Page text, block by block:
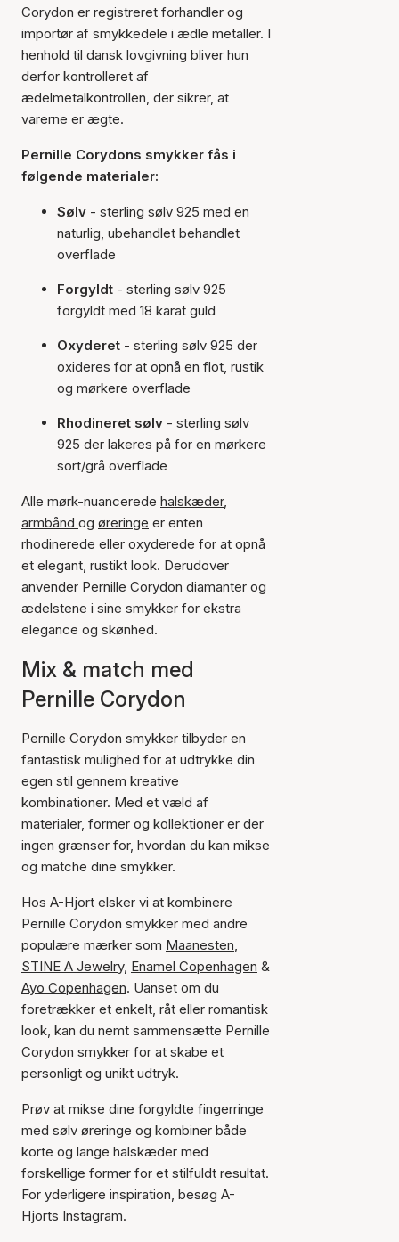
Corydon er registreret forhandler og
importør af smykkedele i ædle metaller. I
henhold til dansk lovgivning bliver hun
derfor kontrolleret af
ædelmetalkontrollen, der sikrer, at
varerne er ægte.
Pernille Corydons smykker fås i
følgende materialer:
Sølv - sterling sølv 925 med en
naturlig, ubehandlet behandlet
overflade
Forgyldt - sterling sølv 925
forgyldt med 18 karat guld
Oxyderet - sterling sølv 925 der
oxideres for at opnå en flot, rustik
og mørkere overflade
Rhodineret sølv - sterling sølv
925 der lakeres på for en mørkere
sort/grå overflade
Alle mørk-nuancerede halskæder,
armbånd og øreringe er enten
rhodinerede eller oxyderede for at opnå
et elegant, rustikt look. Derudover
anvender Pernille Corydon diamanter og
ædelstene i sine smykker for ekstra
elegance og skønhed.
Mix & match med
Pernille Corydon
Pernille Corydon smykker tilbyder en
fantastisk mulighed for at udtrykke din
egen stil gennem kreative
kombinationer. Med et væld af
materialer, former og kollektioner er der
ingen grænser for, hvordan du kan mikse
og matche dine smykker.
Hos A-Hjort elsker vi at kombinere
Pernille Corydon smykker med andre
populære mærker som Maanesten,
STINE A Jewelry, Enamel Copenhagen &
Ayo Copenhagen. Uanset om du
foretrækker et enkelt, råt eller romantisk
look, kan du nemt sammensætte Pernille
Corydon smykker for at skabe et
personligt og unikt udtryk.
Prøv at mikse dine forgyldte fingerringe
med sølv øreringe og kombiner både
korte og lange halskæder med
forskellige former for et stilfuldt resultat.
For yderligere inspiration, besøg A-
Hjorts Instagram.